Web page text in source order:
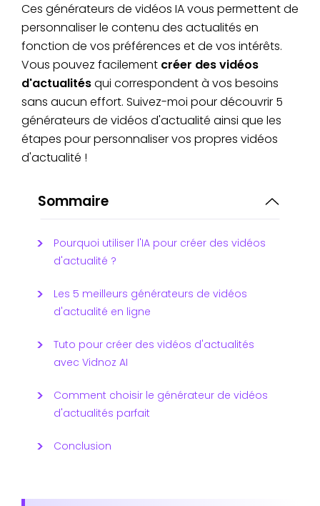
Ces générateurs de vidéos IA vous permettent de
personnaliser le contenu des actualités en
fonction de vos préférences et de vos intérêts.
Vous pouvez facilement créer des vidéos
d'actualitésqui correspondent à vos besoins
sans aucun effort. Suivez-moi pour découvrir 5
générateurs de vidéos d'actualité ainsi que les
étapes pour personnaliser vos propres vidéos
d'actualité !
Sommaire
Pourquoi utiliser l'IA pour créer des vidéos
d'actualité ?
Les 5 meilleurs générateurs de vidéos
d'actualité en ligne
Tuto pour créer des vidéos d'actualités
avec Vidnoz AI
Comment choisir le générateur de vidéos
d'actualités parfait
Conclusion